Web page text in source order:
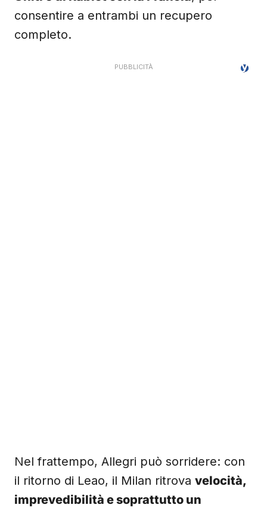
consentire a entrambi un recupero
completo.
Nel frattempo, Allegri può sorridere: con
il ritorno di Leao, il Milan ritrova velocità,
imprevedibilità e soprattutto un